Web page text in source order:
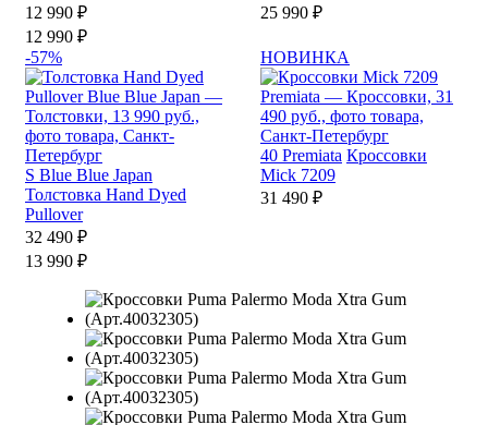
12 990 ₽
12 990 ₽
25 990 ₽
-57%
S Blue Blue Japan
Толстовка Hand Dyed
Pullover
32 490 ₽
13 990 ₽
НОВИНКА
40 Premiata Кроссовки
Mick 7209
31 490 ₽